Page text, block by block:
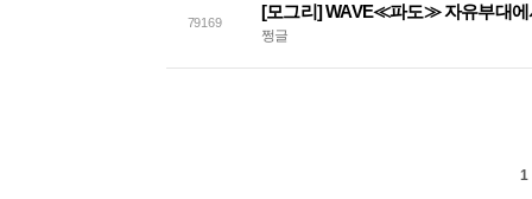
79169
[모그리] WAVE≪파도≫ 자유부대에
쩡글
1